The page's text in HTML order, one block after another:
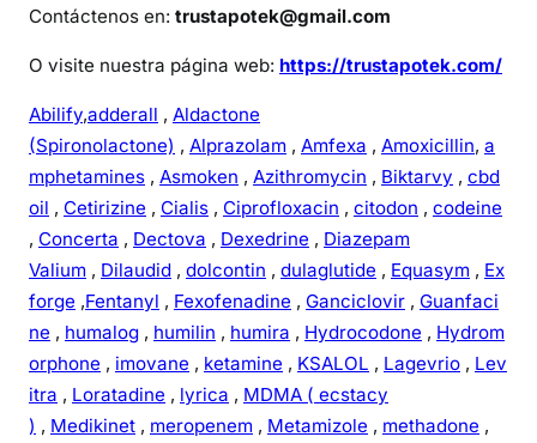
Contáctenos en: trustapotek@gmail.com
O visite nuestra página web: https://trustapotek.com/
Abilify,adderall , Aldactone
(Spironolactone) , Alprazolam , Amfexa , Amoxicillin, a
mphetamines , Asmoken , Azithromycin , Biktarvy , cbd
oil , Cetirizine , Cialis , Ciprofloxacin , citodon , codeine
, Concerta , Dectova , Dexedrine , Diazepam
Valium , Dilaudid , dolcontin , dulaglutide , Equasym , Ex
forge ,Fentanyl , Fexofenadine , Ganciclovir , Guanfaci
ne , humalog , humilin , humira , Hydrocodone , Hydrom
orphone , imovane , ketamine , KSALOL , Lagevrio , Lev
itra , Loratadine , lyrica , MDMA ( ecstacy
) , Medikinet , meropenem , Metamizole , methadone ,